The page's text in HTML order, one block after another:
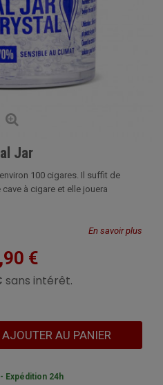
Jar
100 cigares. Il suffit de
à cigare et elle jouera
En savoir plus
€
AJOUTER AU PANIER
Expédition 24h